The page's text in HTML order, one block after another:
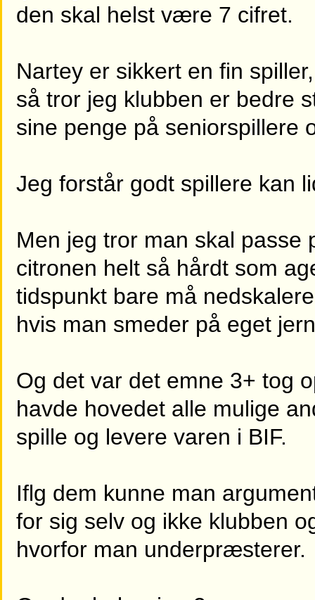
den skal helst være 7 cifret.
Nartey er sikkert en fin
så tror jeg klubben er bedre
sine penge på seniorspillere
Jeg forstår godt spillere kan
Men jeg tror man skal passe
citronen helt så hårdt som
tidspunkt bare må
hvis man smeder på eget
Og det var det emne 3+ tog
havde hovedet alle mulige
spille og levere varen i BIF.
Iflg dem kunne man
for sig selv og ikke klubben
hvorfor man underpræsterer.